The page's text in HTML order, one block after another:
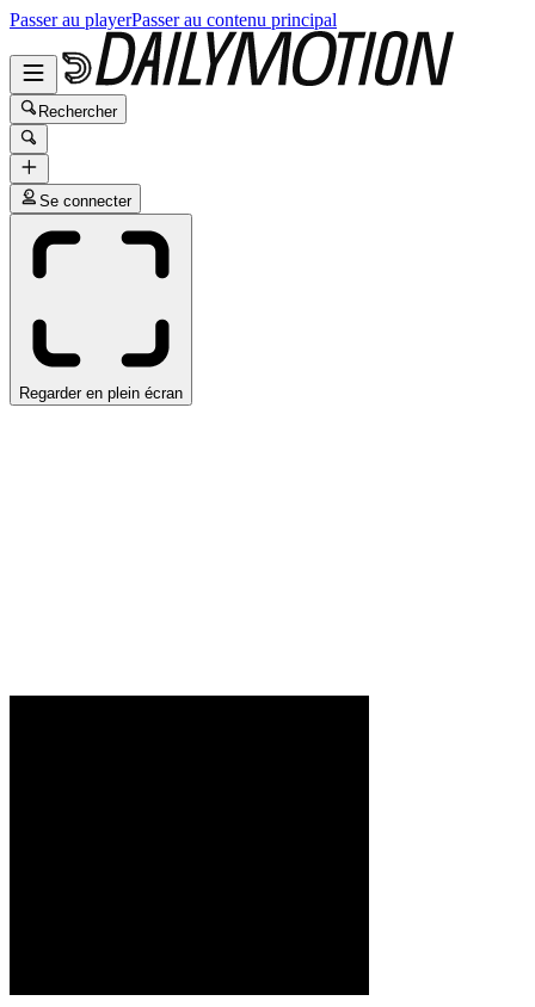
Passer au playerPasser au contenu principal
Rechercher
Se connecter
Regarder en plein écran